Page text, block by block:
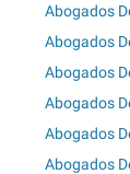
Abogados
Abogados
Abogados
Abogados
Abogados
Abogados